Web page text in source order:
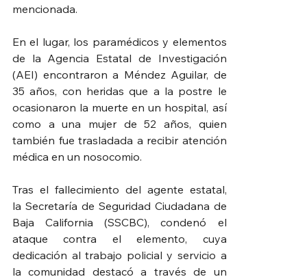
mencionada.
En el lugar, los paramédicos y elementos
de la Agencia Estatal de Investigación
(AEI) encontraron a Méndez Aguilar, de
35 años, con heridas que a la postre le
ocasionaron la muerte en un hospital, así
como a una mujer de 52 años, quien
también fue trasladada a recibir atención
médica en un nosocomio.
Tras el fallecimiento del agente estatal,
la Secretaría de Seguridad Ciudadana de
Baja California (SSCBC), condenó el
ataque contra el elemento, cuya
dedicación al trabajo policial y servicio a
la comunidad destacó a través de un